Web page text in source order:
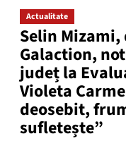
Actualitate
Selin Mizami,
Galaction,
județ la
Violeta
deosebit,
sufletește”